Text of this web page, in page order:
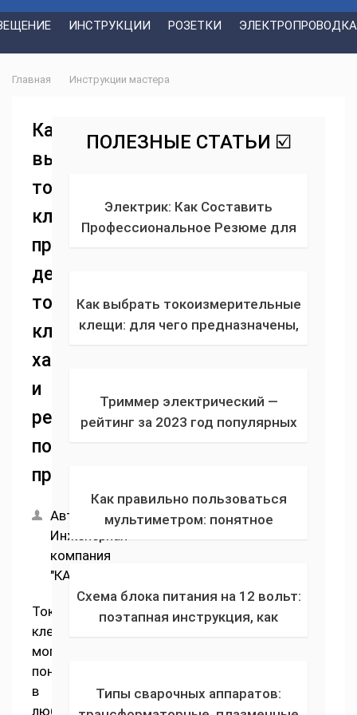
ИНСТРУКЦИИ РОЗЕТКИ ЭЛЕКТРОПРОВОДКА
Главная Инструкции мастера
Как
выбирать
токоизмерительные
клещи:
принцип
действия
токовых
клещей,
характеристики
и
рекомендации
по
применению
Автор:
Инженерная
компания
"КАПРО"
Токоизмерительные
клещи
могут
понадобиться
в
любой
ПОЛЕЗНЫЕ СТАТЬИ ☑️
Электрик: Как Составить
Профессиональное Резюме для
Как выбрать токоизмерительные
клещи: для чего предназначены,
Триммер электрический —
рейтинг за 2023 год популярных
Как правильно пользоваться
мультиметром: понятное
описание для каждого, как
мультиметре
Схема блока питания на 12 вольт:
поэтапная инструкция, как
Типы сварочных аппаратов: